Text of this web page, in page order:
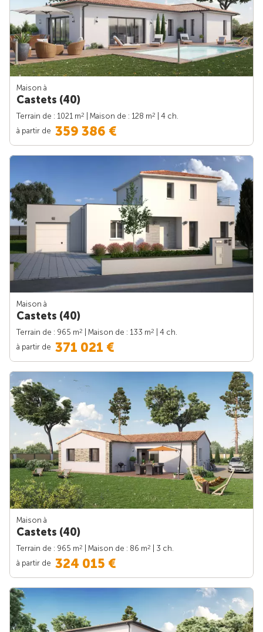
Maison à
Castets (40)
Terrain de : 1021 m2 | Maison de : 128 m2
| 4 ch.
à partir de 359 386 €
Maison à
Castets (40)
Terrain de : 965 m2 | Maison de : 133 m2
| 4 ch.
à partir de 371 021 €
Maison à
Castets (40)
Terrain de : 965 m2 | Maison de : 86 m2
| 3 ch.
à partir de 324 015 €